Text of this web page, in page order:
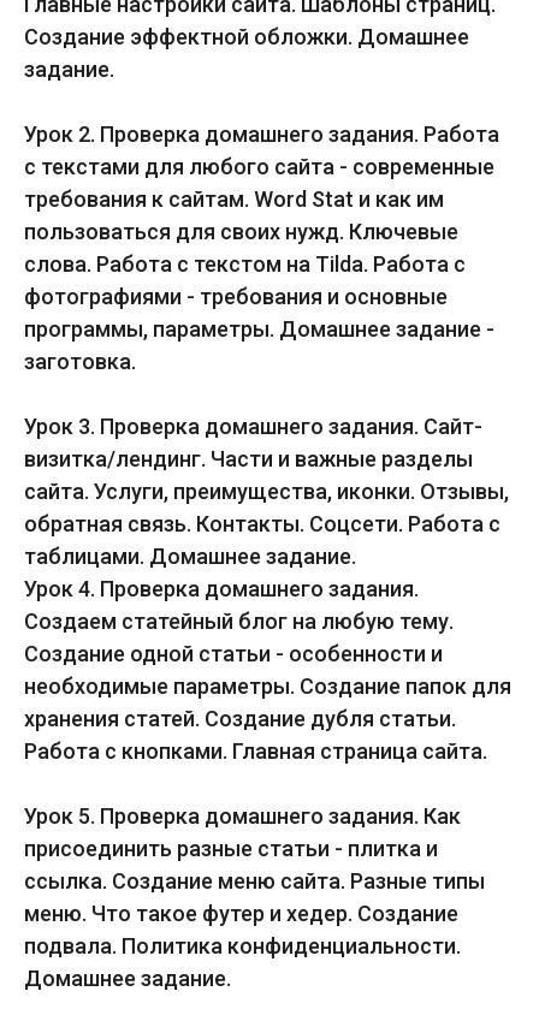
Создание эффектной обложки. Домашнее
задание.
Урок 2. Проверка домашнего задания. Работа
с текстами для любого сайта - современные
требования к сайтам. Word Stat и как им
пользоваться для своих нужд. Ключевые
слова. Работа с текстом на Tilda. Работа с
фотографиями - требования и основные
программы, параметры. Домашнее задание -
заготовка.
Урок 3. Проверка домашнего задания. Сайт-
визитка/лендинг. Части и важные разделы
сайта. Услуги, преимущества, иконки. Отзывы,
обратная связь. Контакты. Соцсети. Работа с
таблицами. Домашнее задание.
Урок 4. Проверка домашнего задания.
Создаем статейный блог на любую тему.
Создание одной статьи - особенности и
необходимые параметры. Создание папок для
хранения статей. Создание дубля статьи.
Работа с кнопками. Главная страница сайта.
Урок 5. Проверка домашнего задания. Как
присоединить разные статьи - плитка и
ссылка. Создание меню сайта. Разные типы
меню. Что такое футер и хедер. Создание
подвала. Политика конфиденциальности.
Домашнее задание.